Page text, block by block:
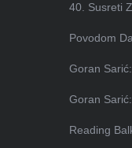
40. Susreti
Povodom
Goran
Goran
Reading